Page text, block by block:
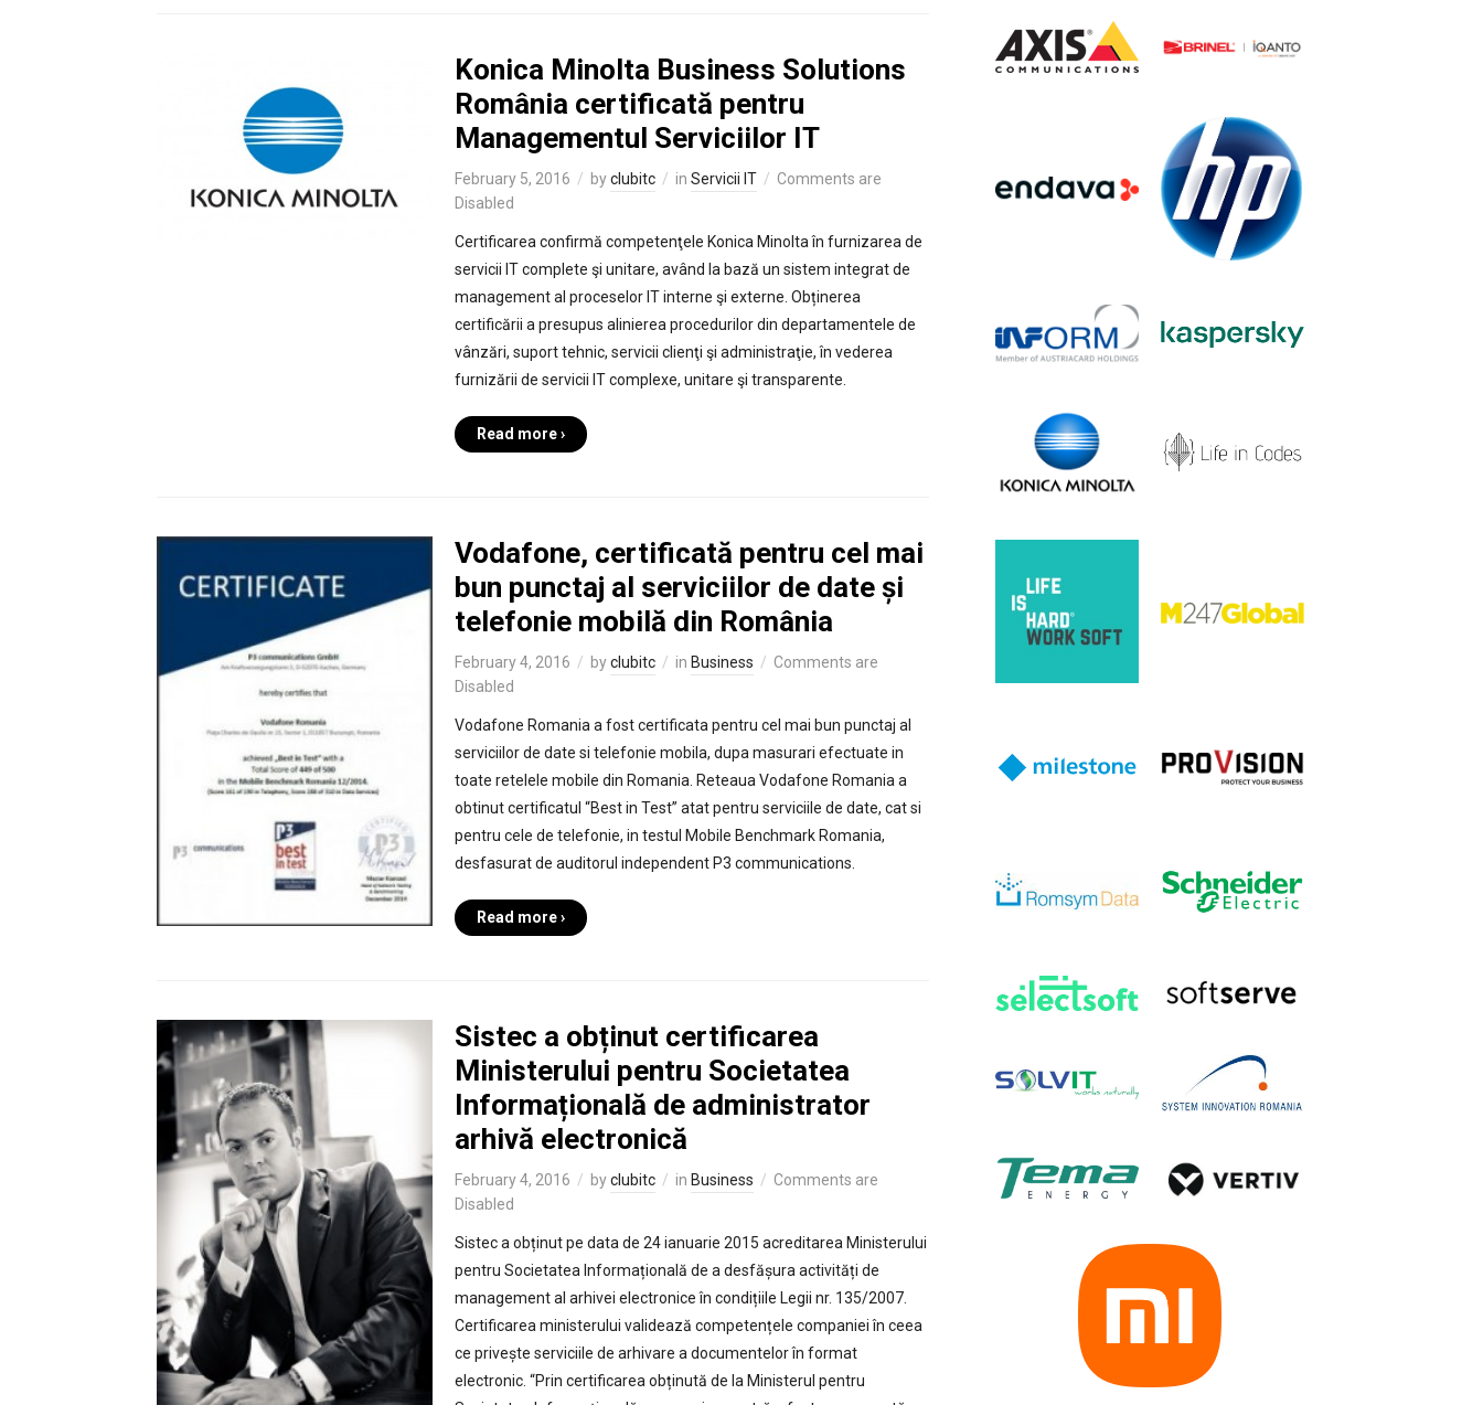
Konica Minolta Business Solutions
România certificată pentru
Managementul Serviciilor IT
February 5, 2016 byclubitc in Servicii IT
Comments are
Disabled
Certificarea confirmă competenţele Konica Minolta în furnizarea de
servicii IT complete şi unitare, având la bază un sistem integrat de
management al proceselor IT interne şi externe. Obținerea
certificării a presupus alinierea procedurilor din departamentele de
vânzări, suport tehnic, servicii clienţi şi administraţie, în vederea
furnizării de servicii IT complexe, unitare şi transparente.
Read more ›
Vodafone, certificată pentru cel mai
bun punctaj al serviciilor de date și
telefonie mobilă din România
February 4, 2016 byclubitc in Business
Comments are
Disabled
Vodafone Romania a fost certificata pentru cel mai bun punctaj al
serviciilor de date si telefonie mobila, dupa masurari efectuate in
toate retelele mobile din Romania. Reteaua Vodafone Romania a
obtinut certificatul “Best in Test” atat pentru serviciile de date, cat si
pentru cele de telefonie, in testul Mobile Benchmark Romania,
desfasurat de auditorul independent P3 communications.
Read more ›
Sistec a obținut certificarea
Ministerului pentru Societatea
Informațională de administrator
arhivă electronică
February 4, 2016 byclubitc in Business
Comments are
Disabled
Sistec a obținut pe data de 24 ianuarie 2015 acreditarea Ministerului
pentru Societatea Informațională de a desfășura activități de
management al arhivei electronice în condițiile Legii nr. 135/2007.
Certificarea ministerului validează competențele companiei în ceea
ce privește serviciile de arhivare a documentelor în format
electronic. “Prin certificarea obținută de la Ministerul pentru